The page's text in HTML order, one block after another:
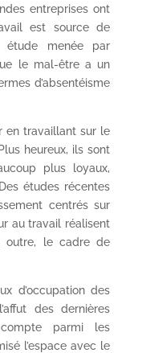
entreprises ont
est source de
étude menée par
le mal-être a un
d’absentéisme
en travaillant sur le
heureux, ils sont
plus loyaux,
études récentes
centrés sur
au travail réalisent
outre, le cadre de
d’occupation des
des dernières
compte parmi les
l’espace avec le